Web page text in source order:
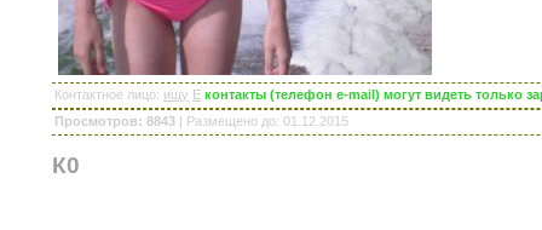
Контактное лицо: ищу E контакты (телефон e-mail) могут видеть только
Просмотров: 8843 | Размещено до: 01.12.2015
К0